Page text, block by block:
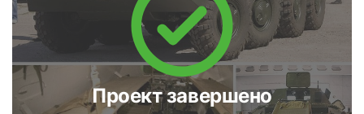
Проект завершено